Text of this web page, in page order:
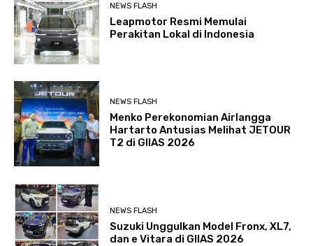
NEWS FLASH
Leapmotor Resmi Memulai
Perakitan Lokal di Indonesia
NEWS FLASH
Menko Perekonomian Airlangga
Hartarto Antusias Melihat JETOUR
T2 di GIIAS 2026
NEWS FLASH
Suzuki Unggulkan Model Fronx, XL7,
dan e Vitara di GIIAS 2026